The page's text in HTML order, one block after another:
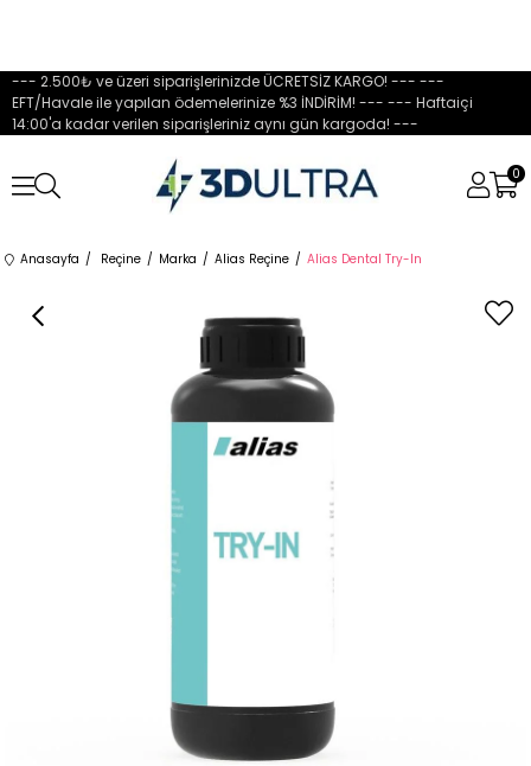
--- 2.500₺ ve üzeri siparişlerinizde ÜCRETSİZ KARGO! --- ---
EFT/Havale ile yapılan ödemelerinize %3 İNDİRİM! --- --- Haftaiçi
14:00'a kadar verilen siparişleriniz aynı gün kargoda! ---
0
Anasayfa Reçine Marka Alias Reçine Alias Dental Try-In